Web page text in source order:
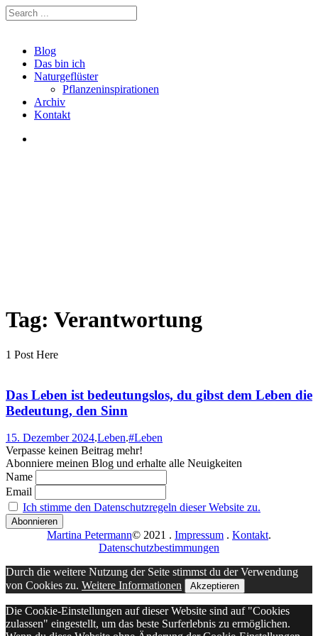
Blog
Das bin ich
Naturgeflüster
Pflanzeninspirationen
Archiv
Kontakt
Tag: Verantwortung
1 Post Here
Das Leben ist bedeutungslos, du gibst dem Leben die
Bedeutung, den Sinn
15. Dezember 2024.Leben.#Leben
Verpasse keinen Beitrag mehr!
Abonniere meinen Blog und erhalte alle Neuigkeiten
Name
Email
Ich stimme den Datenschutzregeln dieser Website zu.
Martina Petermann© 2021 . Impressum . Kontakt.
Datenschutzbestimmungen
Durch die weitere Nutzung der Seite stimmst du der Verwendung
von Cookies zu. Weitere Informationen Akzeptieren
Die Cookie-Einstellungen auf dieser Website sind auf "Cookies
zulassen" eingestellt, um das beste Surferlebnis zu ermöglichen.